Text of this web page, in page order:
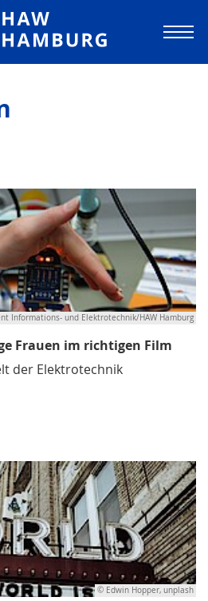
für Angewandte
Informations- und Elektrotechnik/HAW Hamburg
Frauen im richtigen Film
der Elektrotechnik
© Edwin Hopper, unplash